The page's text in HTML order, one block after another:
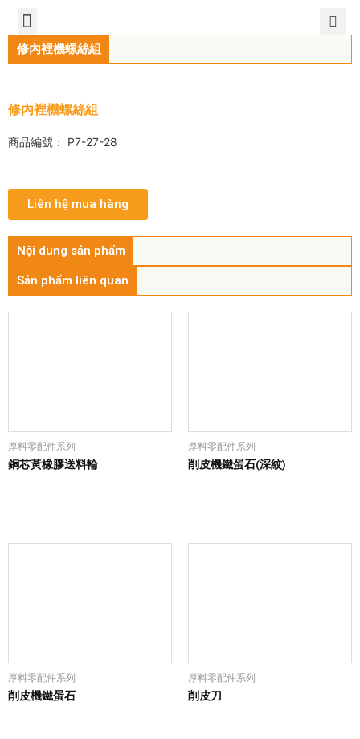
修內裡機螺絲組
修內裡機螺絲組
商品編號： P7-27-28
Liên hệ mua hàng
Nội dung sản phẩm
Sản phẩm liên quan
厚料零配件系列
銅芯黃橡膠送料輪
厚料零配件系列
削皮機鐵蛋石(深紋)
厚料零配件系列
削皮機鐵蛋石
厚料零配件系列
削皮刀